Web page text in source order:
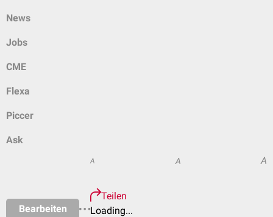
News
Jobs
CME
Flexa
Piccer
Ask
Bearbeiten
A A A
Teilen
Loading...